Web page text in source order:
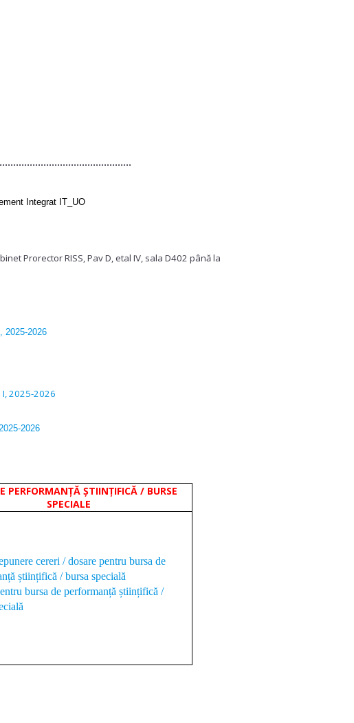
Integrat IT_UO
RISS, Pav D, etal IV, sala D402 până la
2025-2026
2025-2026
2026
PERFORMANȚĂ ȘTIINȚIFICĂ / BURSE
SPECIALE
cereri / dosare pentru bursa de
științifică / bursa specială
bursa de performanță științifică /